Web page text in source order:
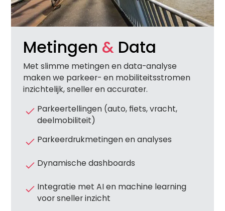
Metingen & Data
Met slimme metingen en data-analyse
maken we parkeer- en mobiliteitsstromen
inzichtelijk, sneller en accurater.
Parkeertellingen (auto, fiets, vracht,
deelmobiliteit)
Parkeerdrukmetingen en analyses
Dynamische dashboards
Integratie met AI en machine learning
voor sneller inzicht